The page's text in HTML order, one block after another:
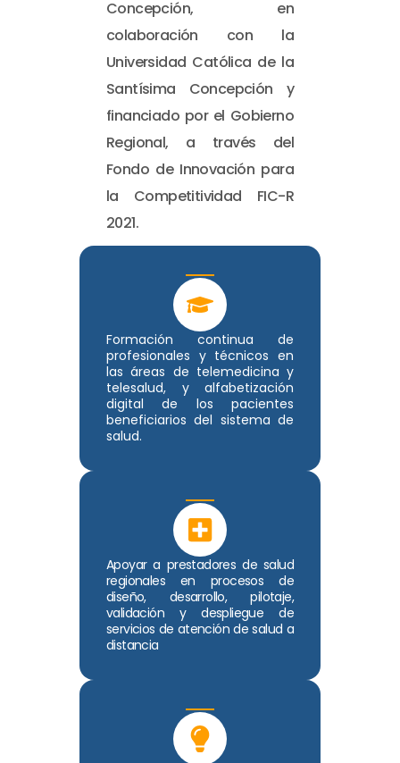
Formación continua de
profesionales y técnicos en
las áreas de telemedicina y
telesalud, y alfabetización
digital de los pacientes
beneficiarios del sistema de
salud.
Apoyar a prestadores de salud
regionales en procesos de
diseño, desarrollo, pilotaje,
validación y despliegue de
servicios de atención de salud a
distancia
Concepción, en
colaboración con la
Universidad Católica de la
Santísima Concepción y
financiado por el Gobierno
Regional, a través del
Fondo de Innovación para
la Competitividad FIC-R
2021.